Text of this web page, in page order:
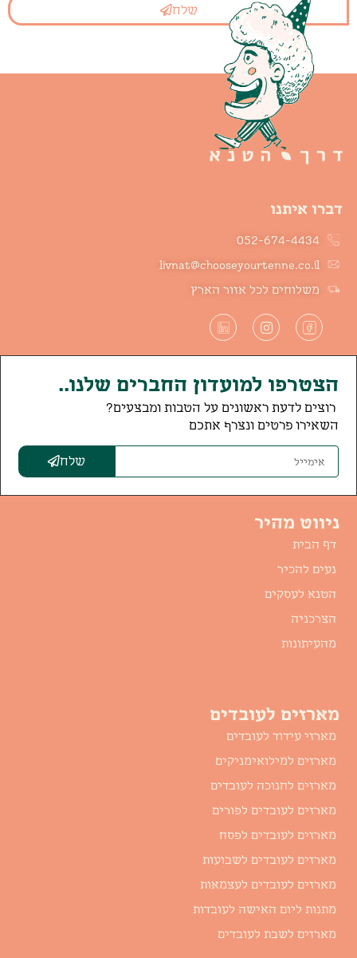
שלח
דברו איתנו
052-674-4434
livnat@chooseyourtenne.co.il
משלוחים לכל אזור הארץ
הצטרפו למועדון החברים שלנו..
רוצים לדעת ראשונים על הטבות ומבצעים?
השאירו פרטים ונצרף אתכם
שלח
ניווט מהיר
דף הבית
נעים להכיר
הטנא לעסקים
הצרכניה
מהעיתונות
מארזים לעובדים
מארזי עידוד לעובדים
מארזים למילואימניקים
מארזים לחנוכה לעובדים
מארזים לעובדים לפורים
מארזים לעובדים לפסח
מארזים לעובדים לשבועות
מארזים לעובדים לעצמאות
מתנות ליום האישה לעובדות
מארזים לשבת לעובדים